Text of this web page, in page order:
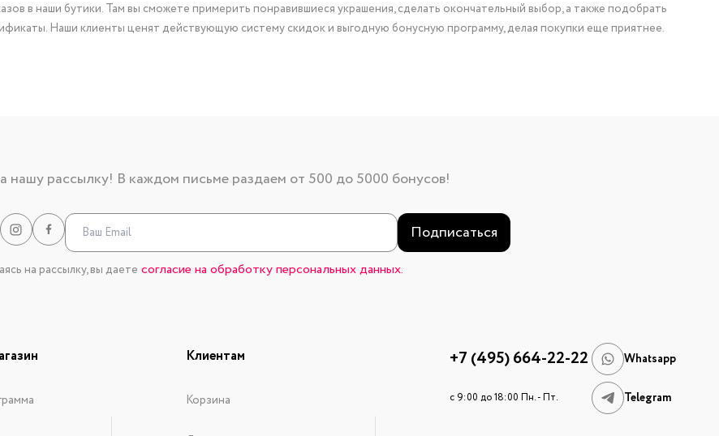
в наши бутики. Там вы сможете примерить понравившиеся украшения, сделать окончательный выбор, а также подобрать
Наши клиенты ценят действующую систему скидок и выгодную бонусную программу, делая покупки еще приятнее.
нашу рассылку! В каждом письме раздаем от 500 до 5000 бонусов!
Подписаться
на рассылку, вы даете согласие на обработку персональных данных.
Клиентам
Корзина
+7 (495) 664-22-22 Whatsapp
c 9:00 до 18:00 Пн. - Пт. Telegram